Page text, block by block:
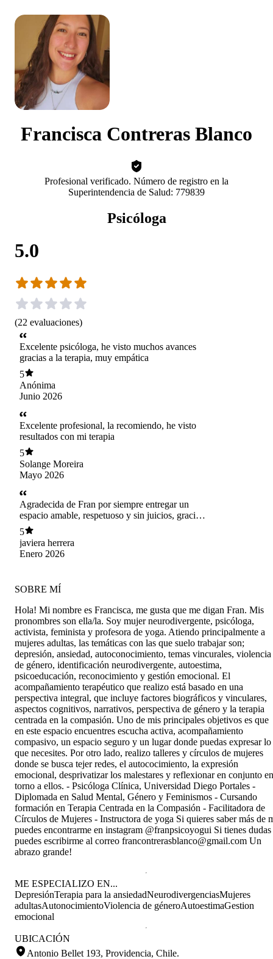
Francisca Contreras Blanco
Profesional verificado. Número de registro en la
Superintendencia de Salud: 779839
Psicóloga
5.0
(22 evaluaciones)
Excelente psicóloga, he visto muchos avances
gracias a la terapia, muy empática
5
Anónima
Junio 2026
Excelente profesional, la recomiendo, he visto
resultados con mi terapia
5
Solange Moreira
Mayo 2026
Agradecida de Fran por siempre entregar un
espacio amable, respetuoso y sin juicios, gracias
por acompañarme siempre y entregarme
herramientas para hablarme desde la compasión
🤍 sin duda es un espacio que recomiendo
muchísimo
5
javiera herrera
Enero 2026
SOBRE MÍ
Hola! Mi nombre es Francisca, me gusta que me digan Fran. Mis
pronombres son ella/la. Soy mujer neurodivergente, psicóloga,
activista, feminista y profesora de yoga. Atiendo principalmente a
mujeres adultas, las temáticas con las que suelo trabajar son;
depresión, ansiedad, autoconocimiento, temas vincurales, violencia
de género, identificación neurodivergente, autoestima,
psicoeducación, reconocimiento y gestión emocional. El
acompañamiento terapéutico que realizo está basado en una
perspectiva integral, que incluye factores biográficos y vinculares,
aspectos cognitivos, narrativos, perspectiva de género y la terapia
centrada en la compasión. Uno de mis principales objetivos es que
en este espacio encuentres escucha activa, acompañamiento
compasivo, un espacio seguro y un lugar donde puedas expresar lo
que necesites. Por otro lado, realizo talleres y círculos de mujeres
donde se busca tejer redes, el autococimiento, la expresión
emocional, desprivatizar los malestares y reflexionar en conjunto en
torno a ellos. - Psicóloga Clínica, Universidad Diego Portales -
Diplomada en Salud Mental, Género y Feminismos - Cursando
formación en Terapia Centrada en la Compasión - Facilitadora de
Círculos de Mujeres - Instructora de yoga Si quieres saber más de
puedes encontrarme en instagram @franpsicoyogui Si tienes dudas
puedes escribirme al correo francontrerasblanco@gmail.com Un
abrazo grande!
ME ESPECIALIZO EN...
DepresiónTerapia para la ansiedadNeurodivergenciasMujeres
adultasAutonocimientoViolencia de géneroAutoestimaGestion
emocional
UBICACIÓN
Antonio Bellet 193, Providencia, Chile.